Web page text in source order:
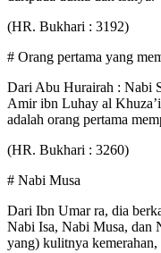
(HR. Bukhari : 3192)
# Orang pertama yang
Dari Abu Hurairah : Nabi
Amir ibn Luhay al
adalah orang pertama
(HR. Bukhari : 3260)
# Nabi Musa
Dari Ibn Umar ra, dia
Nabi Isa, Nabi Musa, dan
yang) kulitnya